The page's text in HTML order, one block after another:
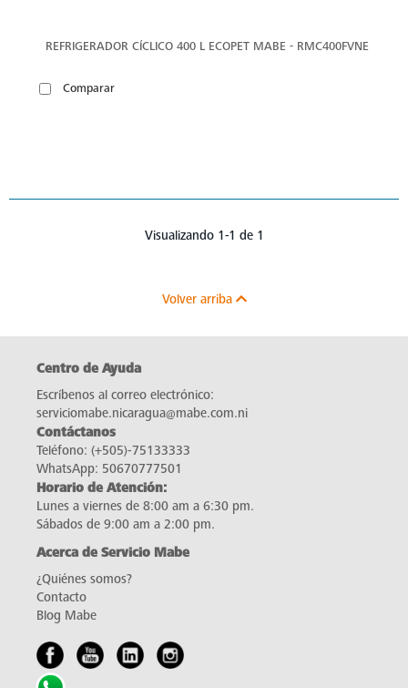
REFRIGERADOR CÍCLICO 400 L ECOPET MABE - RMC400FVNE
Comparar
Visualizando 1-1 de 1
Volver arriba
Centro de Ayuda
Escríbenos al correo electrónico:
serviciomabe.nicaragua@mabe.com.ni
Contáctanos
Teléfono: (+505)-75133333
WhatsApp: 50670777501
Horario de Atención:
Lunes a viernes de 8:00 am a 6:30 pm.
Sábados de 9:00 am a 2:00 pm.
Acerca de Servicio Mabe
¿Quiénes somos?
Contacto
Blog Mabe